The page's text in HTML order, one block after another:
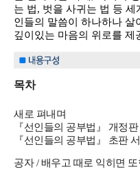
는 법, 벗을 사귀는 법 등
인들의 말씀이 하나하나 살
깊이있는 마음의 위로를 제
목차
새로 펴내며
『선인들의 공부법』 개정
『선인들의 공부법』 초판
공자 / 배우고 때로 익히면